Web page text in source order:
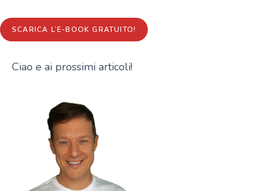
SCARICA L’E-BOOK GRATUITO!
Ciao e ai prossimi articoli!